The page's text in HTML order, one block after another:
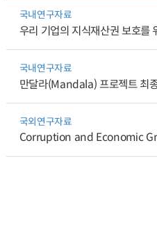
국내연구자료
우리 기업의 지식재산권 보호를
국내연구자료
만달라(Mandala) 프로젝트 최
국외연구자료
Corruption and Economic